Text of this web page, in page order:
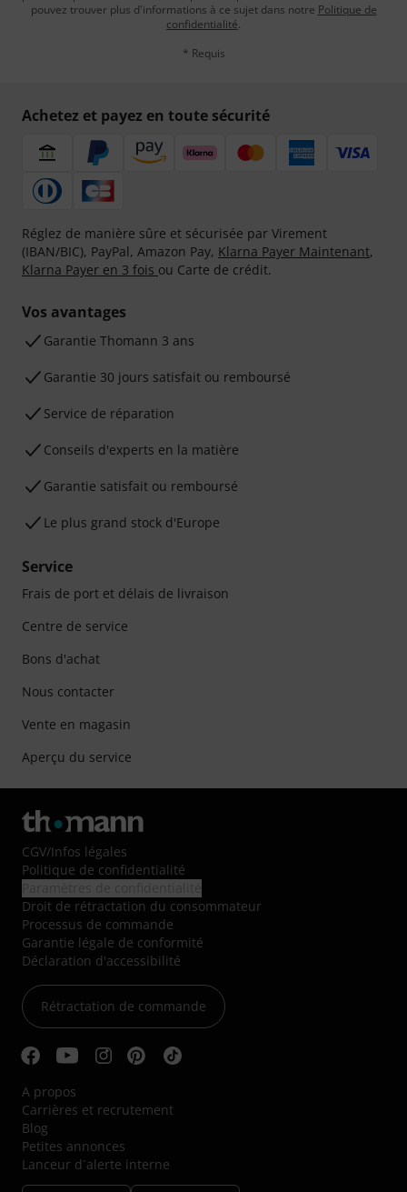
pouvez trouver plus d'informations à ce sujet dans notre Politique de
confidentialité.
* Requis
Achetez et payez en toute sécurité
Réglez de manière sûre et sécurisée par Virement
(IBAN/BIC), PayPal, Amazon Pay, Klarna Payer Maintenant,
Klarna Payer en 3 fois ou Carte de crédit.
Vos avantages
Ga­ran­tie Thomann 3 ans
Garantie 30 jours satisfait ou remboursé
Service de réparation
Conseils d'experts en la matière
Garantie satisfait ou remboursé
Le plus grand stock d'Europe
Service
Frais de port et délais de livraison
Centre de service
Bons d'achat
Nous contacter
Vente en magasin
Aperçu du service
CGV/Infos légales
Politique de confidentialité
Droit de rétractation du consommateur
Processus de commande
Garantie légale de conformité
Déclaration d'accessibilité
Rétractation de commande
A propos
Carrières et recrutement
Blog
Petites annonces
Lanceur d´alerte interne